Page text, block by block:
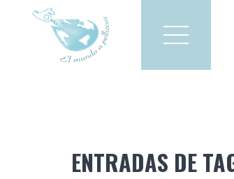
Viajes a
ENTRADAS DE